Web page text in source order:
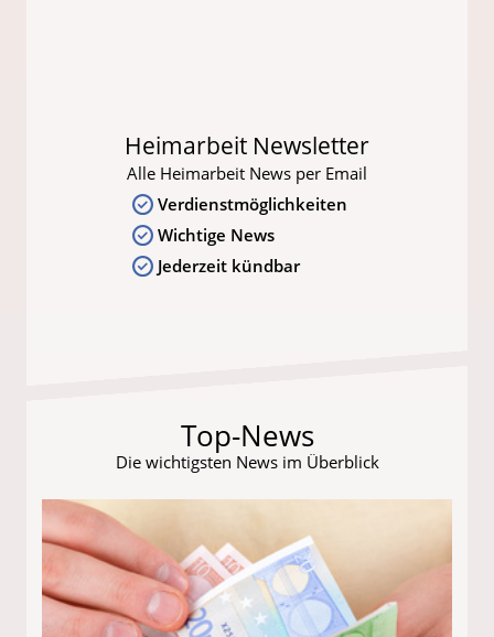
Heimarbeit Newsletter
Alle Heimarbeit News per Email
Verdienstmöglichkeiten
Wichtige News
Jederzeit kündbar
Top-News
Die wichtigsten News im Überblick